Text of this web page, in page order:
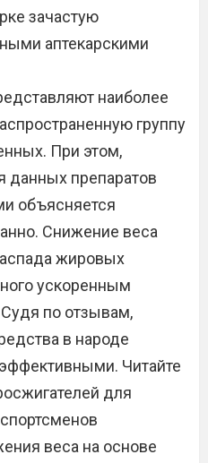
зачастую
аптекарскими
наиболее
группу
При этом,
данных препаратов
объясняется
Снижение веса
жировых
ускоренным
по отзывам,
в народе
Читайте
для
веса на основе